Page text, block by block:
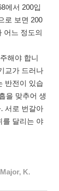
에서 200입
로 보면 200
어느 정도의
해야 합니
교가 드러나
반전이 있습
을 맞추어 생
서로 번갈아
를 달리는 야
K.